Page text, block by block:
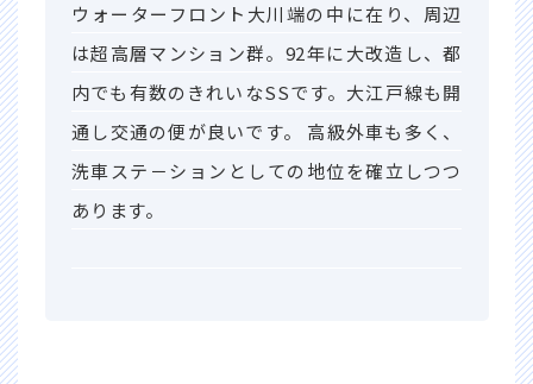
ウォーターフロント大川端の中に在り、周辺
は超高層マンション群。92年に大改造し、都
内でも有数のきれいなSSです。大江戸線も開
通し交通の便が良いです。 高級外車も多く、
洗車ステ－ションとしての地位を確立しつつ
あります。